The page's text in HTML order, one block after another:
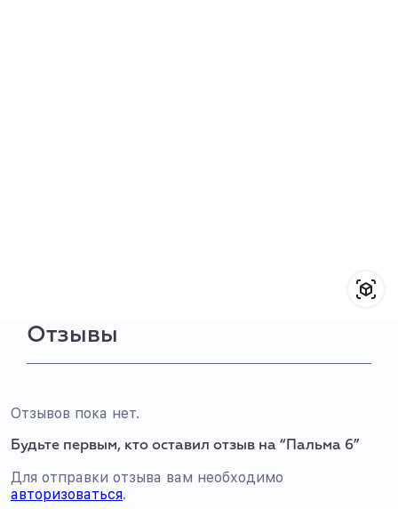
Отзывы
Отзывов пока нет.
Будьте первым, кто оставил отзыв на “Пальма 6”
Для отправки отзыва вам необходимо
авторизоваться.